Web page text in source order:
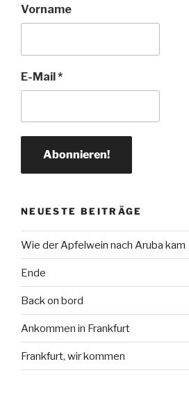
Vorname
E-Mail*
NEUESTE BEITRÄGE
Wie der Apfelwein nach Aruba kam
Ende
Back on bord
Ankommen in Frankfurt
Frankfurt, wir kommen